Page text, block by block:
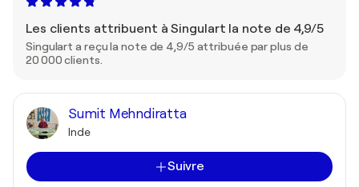
Les clients attribuent à Singulart la note de 4,9/5
Singulart a reçu la note de 4,9/5 attribuée par plus de
20 000 clients.
Sumit Mehndiratta
Inde
Suivre